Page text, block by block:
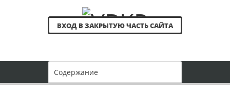
ВХОД В ЗАКРЫТУЮ ЧАСТЬ САЙТА